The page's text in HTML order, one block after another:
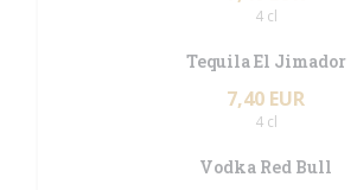
4 cl
Tequila El Jimador
7,40 EUR
4 cl
Vodka Red Bull